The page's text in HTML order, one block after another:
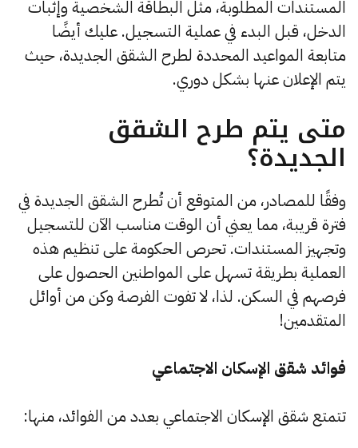
المستندات المطلوبة، مثل البطاقة الشخصية وإثبات
الدخل، قبل البدء في عملية التسجيل. عليك أيضًا
متابعة المواعيد المحددة لطرح الشقق الجديدة، حيث
يتم الإعلان عنها بشكل دوري.
متى يتم طرح الشقق
الجديدة؟
وفقًا للمصادر، من المتوقع أن تُطرح الشقق الجديدة في
فترة قريبة، مما يعني أن الوقت مناسب الآن للتسجيل
وتجهيز المستندات. تحرص الحكومة على تنظيم هذه
العملية بطريقة تسهل على المواطنين الحصول على
فرصهم في السكن. لذا، لا تفوت الفرصة وكن من أوائل
المتقدمين!
فوائد شقق الإسكان الاجتماعي
تتمتع شقق الإسكان الاجتماعي بعدد من الفوائد، منها: